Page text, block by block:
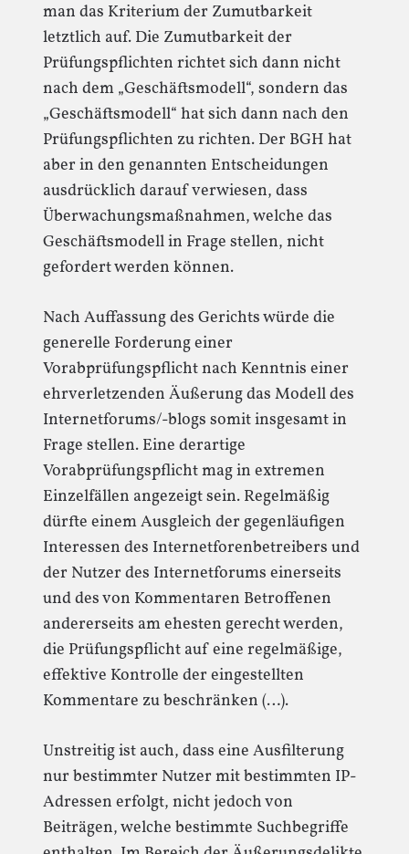
man das Kriterium der Zumutbarkeit
letztlich auf. Die Zumutbarkeit der
Prüfungspflichten richtet sich dann nicht
nach dem „Geschäftsmodell“, sondern das
„Geschäftsmodell“ hat sich dann nach den
Prüfungspflichten zu richten. Der BGH hat
aber in den genannten Entscheidungen
ausdrücklich darauf verwiesen, dass
Überwachungsmaßnahmen, welche das
Geschäftsmodell in Frage stellen, nicht
gefordert werden können.
Nach Auffassung des Gerichts würde die
generelle Forderung einer
Vorabprüfungspflicht nach Kenntnis einer
ehrverletzenden Äußerung das Modell des
Internetforums/-blogs somit insgesamt in
Frage stellen. Eine derartige
Vorabprüfungspflicht mag in extremen
Einzelfällen angezeigt sein. Regelmäßig
dürfte einem Ausgleich der gegenläufigen
Interessen des Internetforenbetreibers und
der Nutzer des Internetforums einerseits
und des von Kommentaren Betroffenen
andererseits am ehesten gerecht werden,
die Prüfungspflicht auf eine regelmäßige,
effektive Kontrolle der eingestellten
Kommentare zu beschränken (…).
Unstreitig ist auch, dass eine Ausfilterung
nur bestimmter Nutzer mit bestimmten IP-
Adressen erfolgt, nicht jedoch von
Beiträgen, welche bestimmte Suchbegriffe